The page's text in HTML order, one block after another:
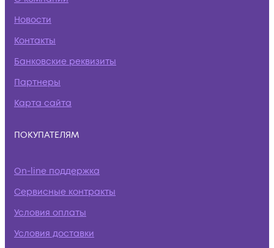
Новости
Контакты
Банковские реквизиты
Партнеры
Карта сайта
ПОКУПАТЕЛЯМ
On-line поддержка
Сервисные контракты
Условия оплаты
Условия доставки